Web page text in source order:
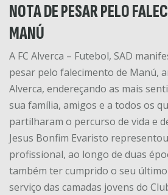
NOTA DE PESAR PELO
MANÚ
A FC Alverca – Futebol, SAD
pesar pelo falecimento de Manú,
Alverca, endereçando as mais
sua família, amigos e a todos os
partilharam o percurso de vida e
Jesus Bonfim Evaristo
profissional, ao longo de duas
também ter cumprido o seu
serviço das camadas jovens do